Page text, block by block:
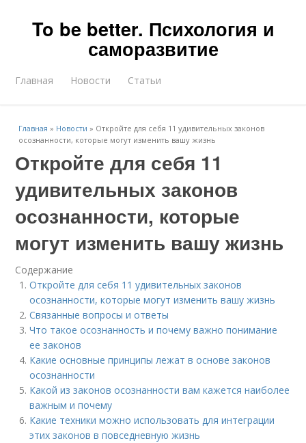
To be better. Психология и
саморазвитие
Главная Новости Статьи
Главная » Новости » Откройте для себя 11 удивительных законов
осознанности, которые могут изменить вашу жизнь
Откройте для себя 11
удивительных законов
осознанности, которые
могут изменить вашу жизнь
Содержание
Откройте для себя 11 удивительных законов
осознанности, которые могут изменить вашу жизнь
Связанные вопросы и ответы
Что такое осознанность и почему важно понимание
ее законов
Какие основные принципы лежат в основе законов
осознанности
Какой из законов осознанности вам кажется наиболее
важным и почему
Какие техники можно использовать для интеграции
этих законов в повседневную жизнь